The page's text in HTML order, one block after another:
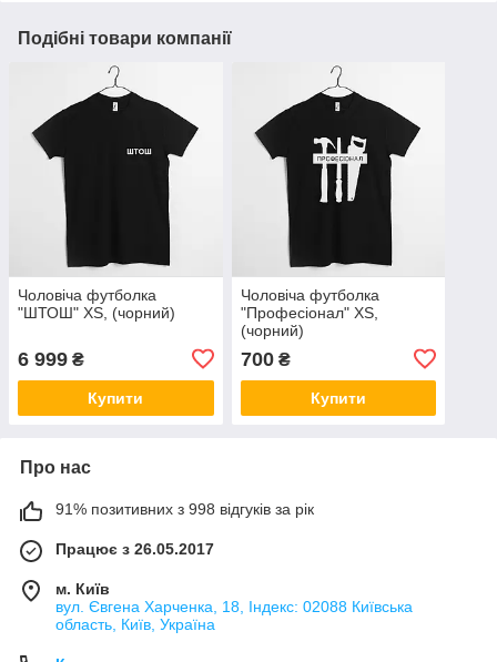
Подібні товари компанії
Чоловіча футболка
"ШТОШ" XS, (чорний)
6 999 ₴
Купити
Чоловіча футболка
"Професіонал" XS,
(чорний)
700₴
Купити
Про нас
91% позитивних з 998 відгуків за рік
Працює з 26.05.2017
м. Київ
вул. Євгена Харченка, 18, Індекс: 02088 Київська
область, Київ, Україна